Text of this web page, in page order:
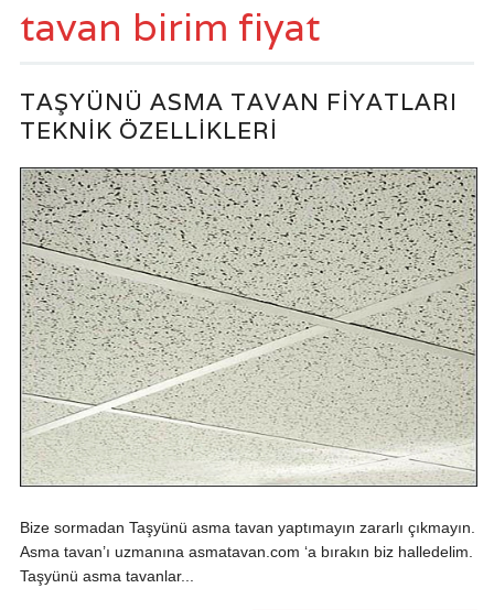
tavan birim fiyat
TAŞYÜNÜ ASMA TAVAN FIYATLARI
TEKNIK ÖZELLIKLERI
Bize sormadan Taşyünü asma tavan yaptımayın zararlı çıkmayın.
Asma tavan’ı uzmanına asmatavan.com ‘a bırakın biz halledelim.
Taşyünü asma tavanlar...